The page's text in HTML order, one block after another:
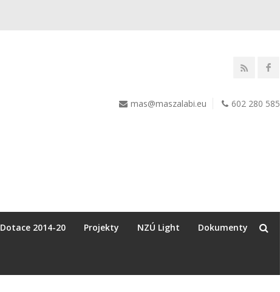
mas@maszalabi.eu 602 280 585
Dotace 2014-20 Projekty NZÚ Light Dokumenty